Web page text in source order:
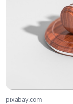
pixabay.com